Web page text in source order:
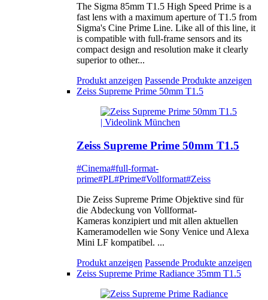
The Sigma 85mm T1.5 High Speed Prime is a
fast lens with a maximum aperture of T1.5 from
Sigma's Cine Prime Line. Like all of this line, it
is compatible with full-frame sensors and its
compact design and resolution make it clearly
superior to other...
Produkt anzeigen Passende Produkte anzeigen
Zeiss Supreme Prime 50mm T1.5
Zeiss Supreme Prime 50mm T1.5
#Cinema#full-format-
prime#PL#Prime#Vollformat#Zeiss
Die Zeiss Supreme Prime Objektive sind für
die Abdeckung von Vollformat-
Kameras konzipiert und mit allen aktuellen
Kameramodellen wie Sony Venice und Alexa
Mini LF kompatibel. ...
Produkt anzeigen Passende Produkte anzeigen
Zeiss Supreme Prime Radiance 35mm T1.5